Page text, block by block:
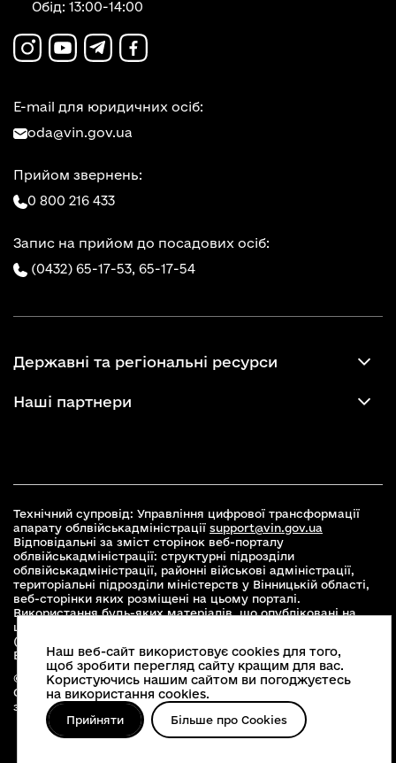
Обід: 13:00-14:00
E-mail для юридичних осіб:
oda@vin.gov.ua
Прийом звернень:
0 800 216 433
Запис на прийом до посадових осіб:
(0432) 65-17-53, 65-17-54
Державні та регіональні ресурси
Наші партнери
Технічний супровід: Управління цифрової трансформації
апарату облвійськадміністрації support@vin.gov.ua
Відповідальні за зміст сторінок веб-порталу
облвійськадміністрації: структурні підрозділи
облвійськадміністрації, районні військові адміністрації,
територіальні підрозділи міністерств у Вінницькій області,
веб-сторінки яких розміщені на цьому порталі.
Використання будь-яких матеріалів, що опубліковані на
цьому сайті, дозволяється при умові зазначення посилання
(для інтернет-видань - гіперпосилання) на офіційний сайт
Вінницької облвійськадміністраціїwww.vin.gov.ua .
© 2026 Весь контент доступний за ліцензією Creative
Commons Attribution 4.0 International license, якщо не
зазначено інше
Наш веб-сайт використовує cookies для того,
щоб зробити перегляд сайту кращим для вас.
Користуючись нашим сайтом ви погоджуєтесь
на використання cookies.
Прийняти Більше про Cookies